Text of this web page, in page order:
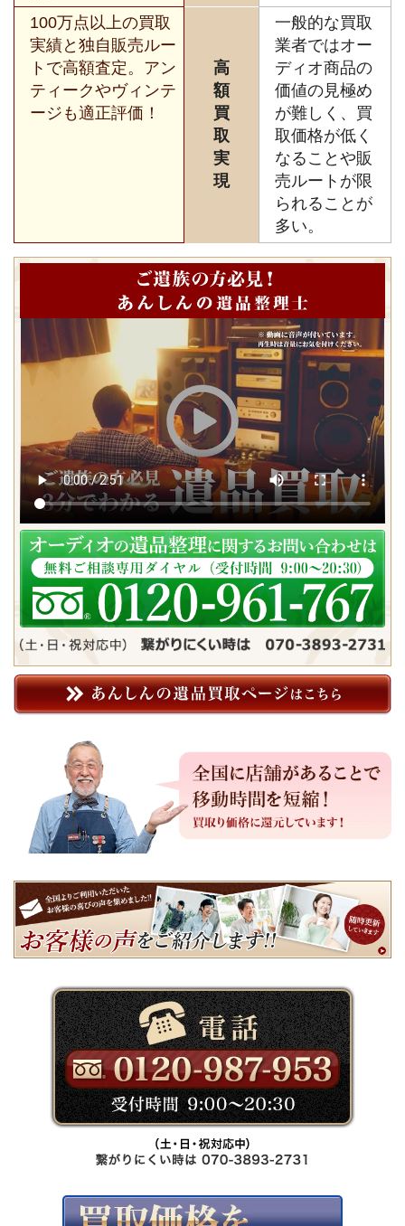
100万点以上の買取
実績と独自販売ルー
トで高額査定。アン
ティークやヴィンテ
ージも適正評価！
高
額
買
取
実
現
一般的な買取
業者ではオー
ディオ商品の
価値の見極め
が難しく、買
取価格が低く
なることや販
売ルートが限
られることが
多い。